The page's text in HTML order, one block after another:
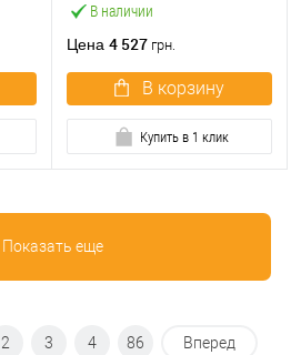
В наличии
Цена 4 527 грн.
В корзину
Купить в 1 клик
Показать еще
2 3 4 86 Вперед